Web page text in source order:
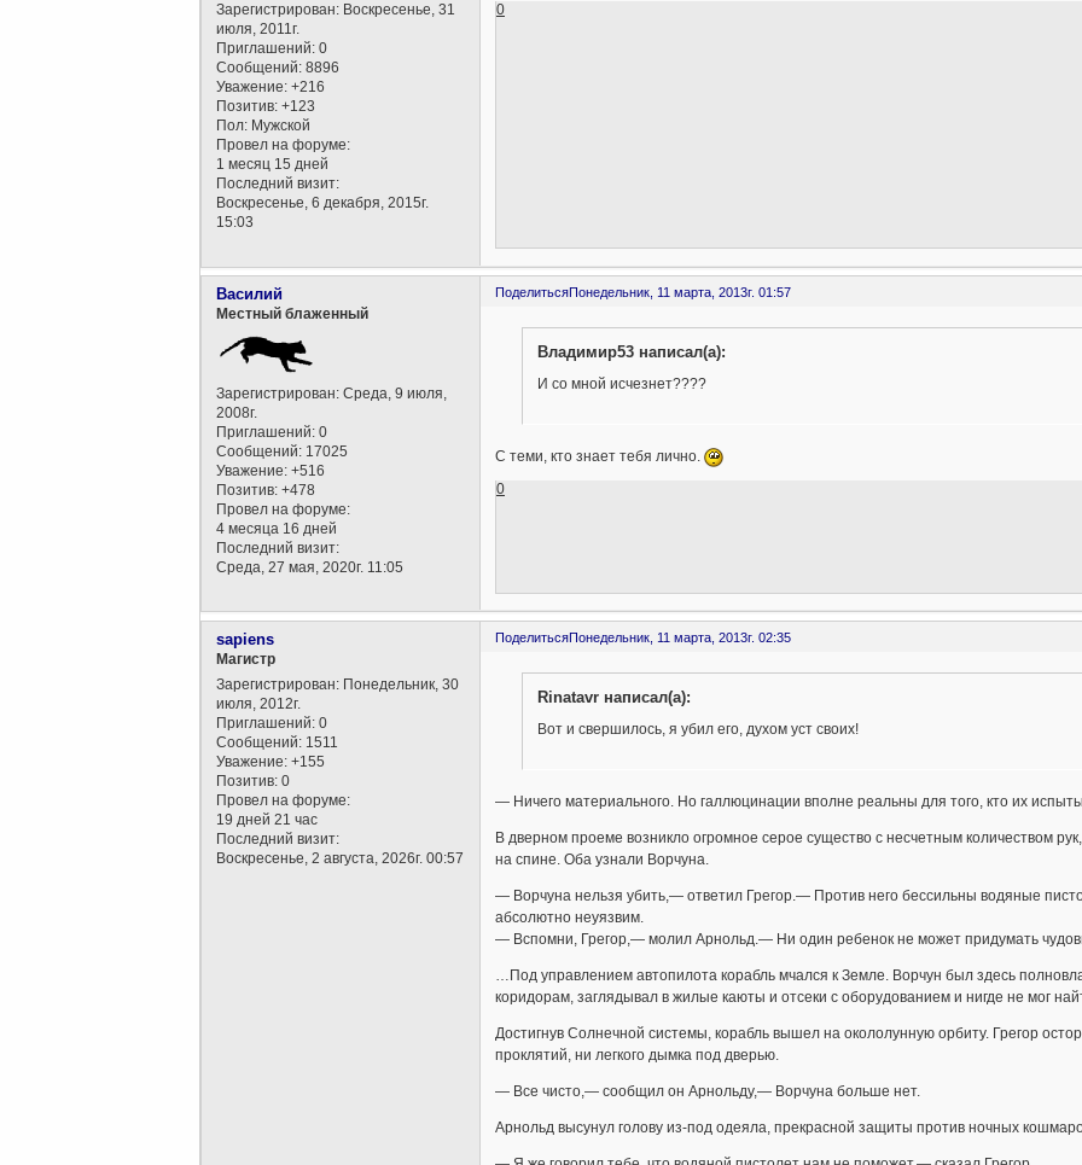
Зарегистрирован: Воскресенье, 31
июля, 2011г.
Приглашений: 0
Сообщений: 8896
Уважение: +216
Позитив: +123
Пол: Мужской
Провел на форуме:
1 месяц 15 дней
Последний визит:
Воскресенье, 6 декабря, 2015г.
15:03
0
ПоделитьсяПонедельник, 11 марта, 2013г. 01:57
Василий
Местный блаженный
Зарегистрирован: Среда, 9 июля,
2008г.
Приглашений: 0
Сообщений: 17025
Уважение: +516
Позитив: +478
Провел на форуме:
4 месяца 16 дней
Последний визит:
Среда, 27 мая, 2020г. 11:05
Владимир53 написал(а):
И со мной исчезнет????
С теми, кто знает тебя лично.
0
ПоделитьсяПонедельник, 11 марта, 2013г. 02:35
sapiens
Магистр
Зарегистрирован: Понедельник, 30
июля, 2012г.
Приглашений: 0
Сообщений: 1511
Уважение: +155
Позитив: 0
Провел на форуме:
19 дней 21 час
Последний визит:
Воскресенье, 2 августа, 2026г. 00:57
Rinatavr написал(а):
Вот и свершилось, я убил его, духом уст своих!
— Ничего материального. Но галлюцинации вполне реальны для того, кто их
В дверном проеме возникло огромное серое существо с несчетным количеством
на спине. Оба узнали Ворчуна.
— Ворчуна нельзя убить,— ответил Грегор.— Против него бессильны водяные
абсолютно неуязвим.
— Вспомни, Грегор,— молил Арнольд.— Ни один ребенок не может придумать
…Под управлением автопилота корабль мчался к Земле. Ворчун был здесь
коридорам, заглядывал в жилые каюты и отсеки с оборудованием и нигде не мог
Достигнув Солнечной системы, корабль вышел на окололунную орбиту. Грегор
проклятий, ни легкого дымка под дверью.
— Все чисто,— сообщил он Арнольду,— Ворчуна больше нет.
Арнольд высунул голову из-под одеяла, прекрасной защиты против ночных